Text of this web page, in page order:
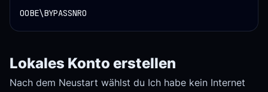
OOBE\BYPASSNRO
Lokales Konto erstellen
Nach dem Neustart wählst du Ich habe kein Internet